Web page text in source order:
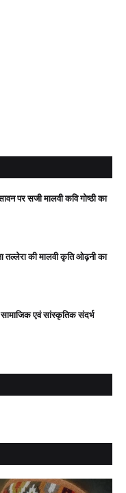
पर सजी मालवी कवि गोष्ठी का
तल्लेरा की मालवी कृति ओढ़नी का
एवं सांस्कृतिक संदर्भ